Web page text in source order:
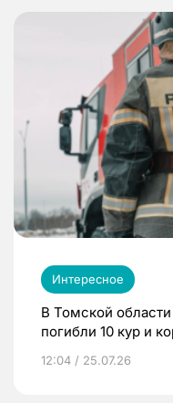
Интересное
В Томской
погибли 10 кур и
12:04 / 25.07.26